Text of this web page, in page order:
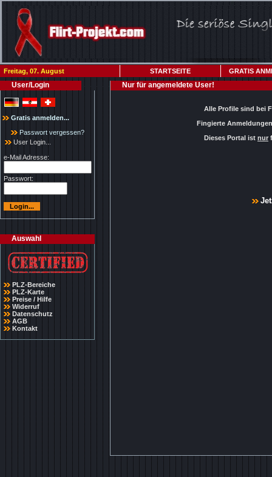
Freitag, 07. August STARTSEITE GRATIS
User/Login
Gratis anmelden...
Passwort vergessen?
User Login...
e-Mail Adresse:
Passwort:
Auswahl
PLZ-Bereiche
PLZ-Karte
Preise / Hilfe
Widerruf
Datenschutz
AGB
Kontakt
Nur für angemeldete User!
Alle Profile sind bei
Fingierte
Dieses Portal ist nur